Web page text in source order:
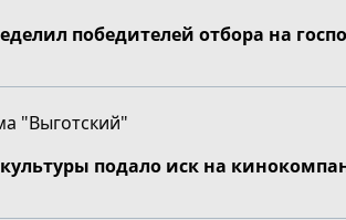
победителей отбора на
подало иск на